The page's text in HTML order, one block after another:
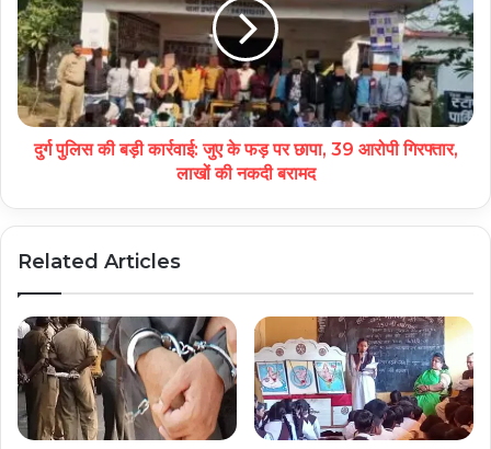
दुर्ग पुलिस की बड़ी कार्रवाई: जुए के फड़ पर छापा, 39 आरोपी गिरफ्तार,
लाखों की नकदी बरामद
Related Articles